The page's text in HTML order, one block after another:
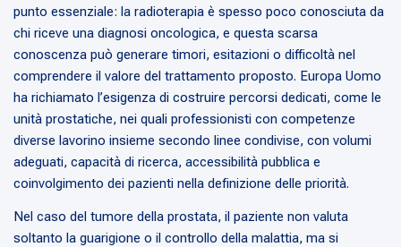
punto essenziale: la radioterapia è spesso poco conosciuta da
chi riceve una diagnosi oncologica, e questa scarsa
conoscenza può generare timori, esitazioni o difficoltà nel
comprendere il valore del trattamento proposto. Europa Uomo
ha richiamato l’esigenza di costruire percorsi dedicati, come le
unità prostatiche, nei quali professionisti con competenze
diverse lavorino insieme secondo linee condivise, con volumi
adeguati, capacità di ricerca, accessibilità pubblica e
coinvolgimento dei pazienti nella definizione delle priorità.
Nel caso del tumore della prostata, il paziente non valuta
soltanto la guarigione o il controllo della malattia, ma si